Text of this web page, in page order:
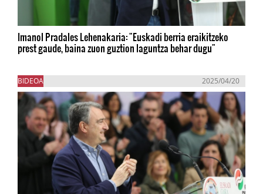
Imanol Pradales Lehenakaria: "Euskadi berria eraikitzeko
prest gaude, baina zuon guztion laguntza behar dugu"
BIDEOA 2025/04/20